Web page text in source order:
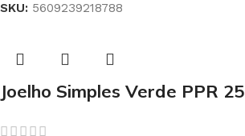
SKU: 5609239218788
Joelho Simples Verde PPR 25